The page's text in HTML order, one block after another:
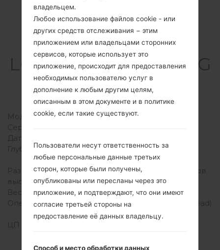
Спецификация
LGE510(LGE510) akaLG
Optimus Hub
Модель и ее характеристики
Модель
LGE510
Серия
Дата выпуска
Глубина
11.9 миллиметров (0.47
дюйма)
Размеры (ширина /
высота)
113.4 x 60.8 миллиметров
(4.46 x 2.39 дюйма)
Вес
123 грамм (4.34 унции)
Операционная система
Android 2.3.4 (Gingerbread)
Аппаратное обеспечение
ЦП (процессор)
Snapdragon S1
владельцем.
Любое использование файлов cookie - или
других средств отслеживания − этим
приложением или владельцами сторонних
сервисов, которые использует это
приложение, происходит для предоставления
необходимых пользователю услуг в
дополнение к любым другим целям,
описанным в этом документе и в политике
cookie, если такие существуют.
Пользователи несут ответственность за
любые персональные данные третьих
сторон, которые были получены,
опубликованы или пересланы через это
приложение, и подтверждают, что они имеют
согласие третьей стороны на
предоставление её данных владельцу.
Способ и место обработки данных